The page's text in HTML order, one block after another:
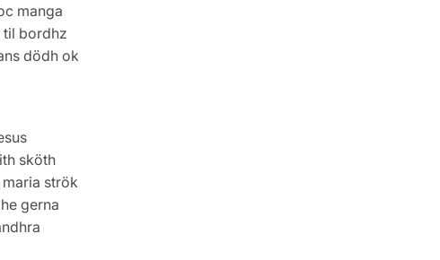
manga
til bordhz
dödh ok
sköth
strök
gerna